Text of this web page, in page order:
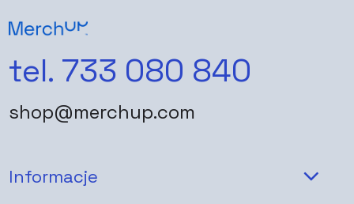
tel. 733 080 840
shop@merchup.com
Informacje